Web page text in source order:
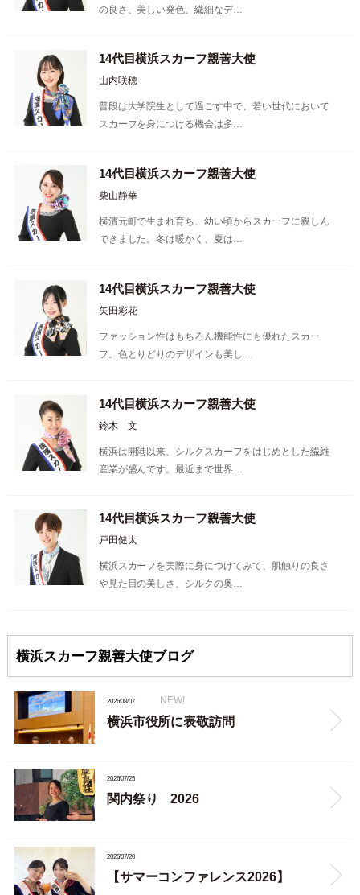
の良さ、美しい発色、繊細なデ…
14代目横浜スカーフ親善大使
山内咲穂
普段は大学院生として過ごす中で、若い世代において
スカーフを身につける機会は多…
14代目横浜スカーフ親善大使
柴山静華
横濱元町で生まれ育ち、幼い頃からスカーフに親しん
できました。冬は暖かく、夏は…
14代目横浜スカーフ親善大使
矢田彩花
ファッション性はもちろん機能性にも優れたスカー
フ。色とりどりのデザインも美し…
14代目横浜スカーフ親善大使
鈴木 文
横浜は開港以来、シルクスカーフをはじめとした繊維
産業が盛んです。最近まで世界…
14代目横浜スカーフ親善大使
戸田健太
横浜スカーフを実際に身につけてみて、肌触りの良さ
や見た目の美しさ、シルクの奥…
横浜スカーフ親善大使ブログ
2026/08/07 NEW!
横浜市役所に表敬訪問
2026/07/25
関内祭り 2026
2026/07/20
【サマーコンファレンス2026】